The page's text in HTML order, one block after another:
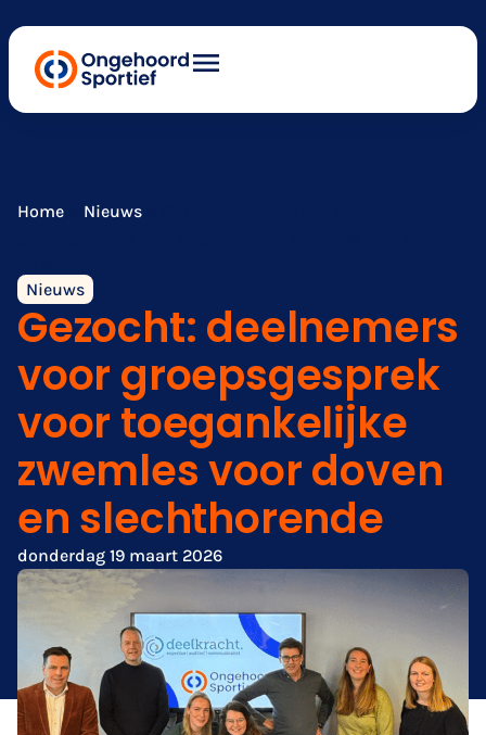
Home Nieuws
Nieuws
Gezocht: deelnemers
voor groepsgesprek
voor toegankelijke
zwemles voor doven
en slechthorende
donderdag 19 maart 2026